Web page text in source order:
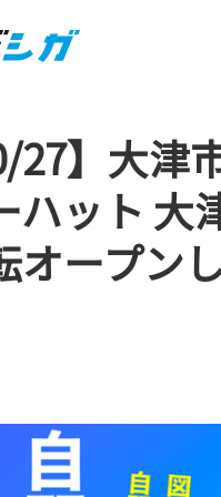
27】大津
ハット 大
オープン